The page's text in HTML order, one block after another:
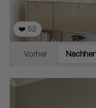
❤️ 52
Vorher Nachher